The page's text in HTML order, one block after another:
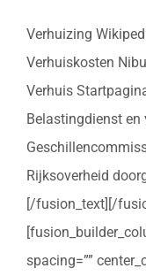
Verhuizing
Verhuiskosten
Verhuis
Belastingdienst en
Rijksoverheid
[/fusion_text][/
spacing=””